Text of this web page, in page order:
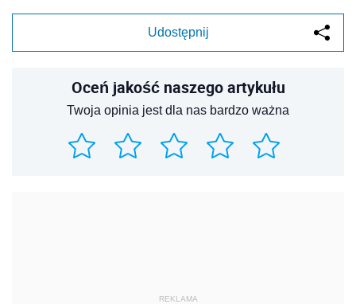
Udostępnij
Oceń jakość naszego artykułu
Twoja opinia jest dla nas bardzo ważna
REKLAMA